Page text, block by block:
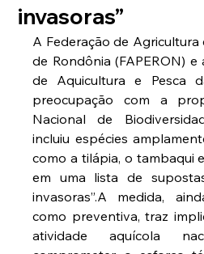
invasoras”
A Federação de Agricultura
de Rondônia (FAPERON)
de Aquicultura e Pesca
preocupação com a
Nacional de
incluiu espécies
como a tilápia, o tambaqui
em uma lista de
invasoras”.A medida,
como preventiva, traz
atividade aquícola